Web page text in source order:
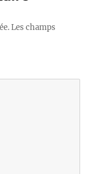
Les champs